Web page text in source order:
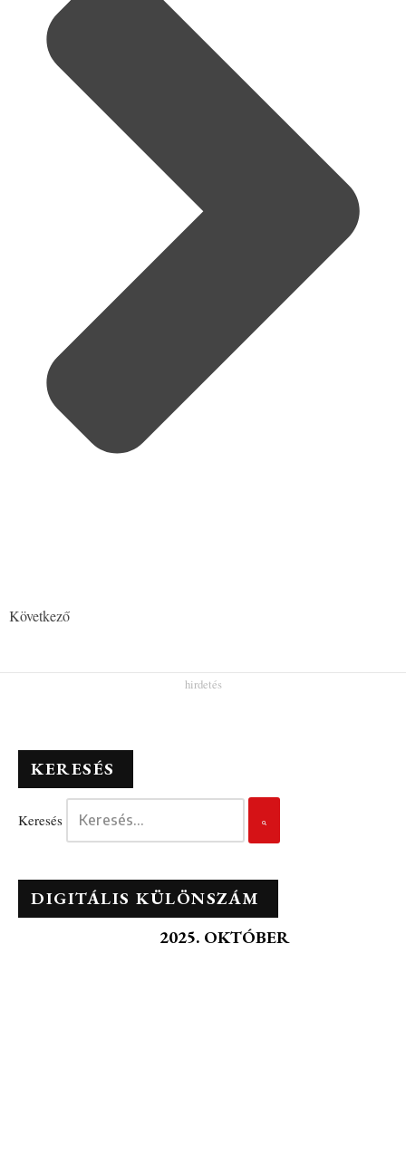
Következő
KERESÉS
Keresés
DIGITÁLIS KÜLÖNSZÁM
2025. OKTÓBER